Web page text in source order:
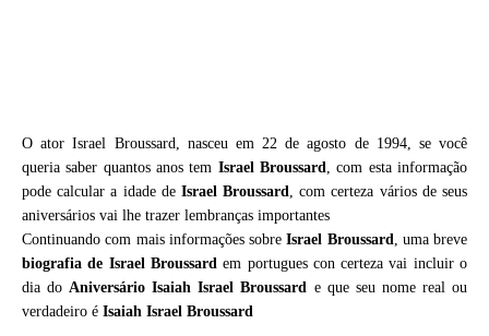
O ator Israel Broussard, nasceu em 22 de agosto de 1994, se você
queria saber quantos anos tem Israel Broussard, com esta informação
pode calcular a idade de Israel Broussard, com certeza vários de seus
aniversários vai lhe trazer lembranças importantes
Continuando com mais informações sobreIsrael Broussard, uma breve
biografia de Israel Broussardem portugues con certeza vai incluir o
dia doAniversário Isaiah Israel Broussard e que seu nome real ou
verdadeiro é Isaiah Israel Broussard